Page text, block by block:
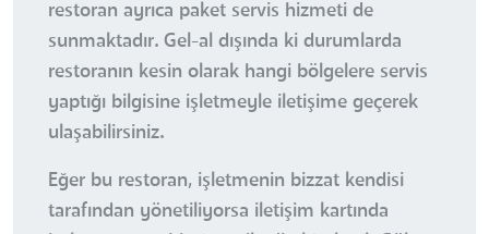
restoran ayrıca paket servis hizmeti de
sunmaktadır. Gel-al dışında ki durumlarda
restoranın kesin olarak hangi bölgelere servis
yaptığı bilgisine işletmeyle iletişime geçerek
ulaşabilirsiniz.
Eğer bu restoran, işletmenin bizzat kendisi
tarafından yönetiliyorsa iletişim kartında